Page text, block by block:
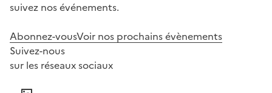
suivez nos événements.
Abonnez-vousVoir nos prochains évènements
Suivez-nous
sur les réseaux sociaux